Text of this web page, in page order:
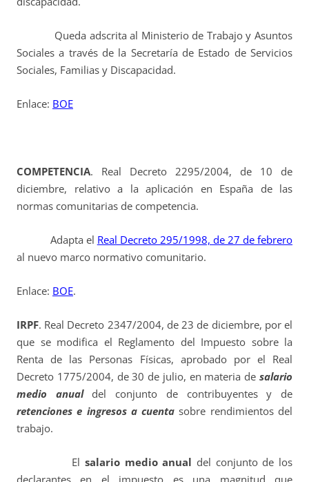
Queda adscrita al Ministerio de Trabajo y Asuntos
Sociales a través de la Secretaría de Estado de Servicios
Sociales, Familias y Discapacidad.
Enlace: BOE
COMPETENCIA. Real Decreto 2295/2004, de 10 de
diciembre, relativo a la aplicación en España de las
normas comunitarias de competencia.
Adapta el Real Decreto 295/1998, de 27 de febrero
al nuevo marco normativo comunitario.
Enlace: BOE.
IRPF. Real Decreto 2347/2004, de 23 de diciembre, por el
que se modifica el Reglamento del Impuesto sobre la
Renta de las Personas Físicas, aprobado por el Real
Decreto 1775/2004, de 30 de julio, en materia de salario
medio anualdel conjunto de contribuyentes y de
retenciones e ingresos a cuenta sobre rendimientos del
trabajo.
El salario medio anual del conjunto de los